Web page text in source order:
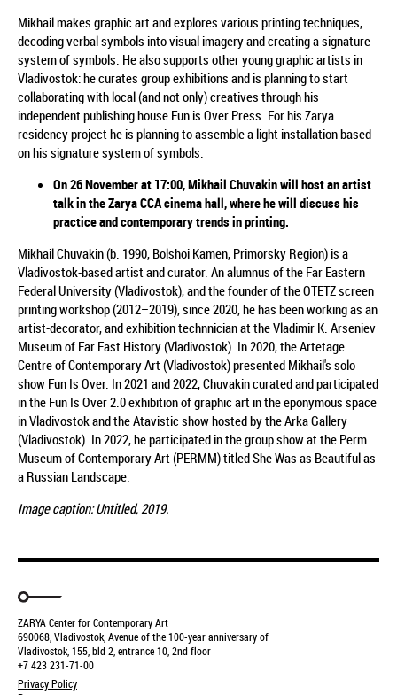
Mikhail makes graphic art and explores various printing techniques,
decoding verbal symbols into visual imagery and creating a signature
system of symbols. He also supports other young graphic artists in
Vladivostok: he curates group exhibitions and is planning to start
collaborating with local (and not only) creatives through his
independent publishing house Fun is Over Press. For his Zarya
residency project he is planning to assemble a light installation based
on his signature system of symbols.
On 26 November at 17:00, Mikhail Chuvakin will host an artist
talk in the Zarya CCA cinema hall, where he will discuss his
practice and contemporary trends in printing.
Mikhail Chuvakin (b. 1990, Bolshoi Kamen, Primorsky Region) is a
Vladivostok-based artist and curator. An alumnus of the Far Eastern
Federal University (Vladivostok), and the founder of the OTETZ screen
printing workshop (2012–2019), since 2020, he has been working as an
artist-decorator, and exhibition technnician at the Vladimir K. Arseniev
Museum of Far East History (Vladivostok). In 2020, the Artetage
Centre of Contemporary Art (Vladivostok) presented Mikhail's solo
show Fun Is Over. In 2021 and 2022, Chuvakin curated and participated
in the Fun Is Over 2.0 exhibition of graphic art in the eponymous space
in Vladivostok and the Atavistic show hosted by the Arka Gallery
(Vladivostok). In 2022, he participated in the group show at the Perm
Museum of Contemporary Art (PERMM) titled She Was as Beautiful as
a Russian Landscape.
Imagecaption:Untitled, 2019.
ZARYA Center for Contemporary Art
690068, Vladivostok, Avenue of the 100-year anniversary of
Vladivostok, 155, bld 2, entrance 10, 2nd floor
+7 423 231-71-00
Privacy Policy